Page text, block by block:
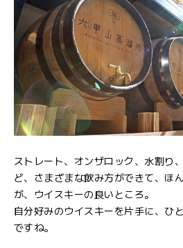
ストレート、オンザロック、水割り
ど、さまざまな飲み方ができて、ほ
が、ウイスキーの良いところ。
自分好みのウイスキーを片手に、ひ
ですね。